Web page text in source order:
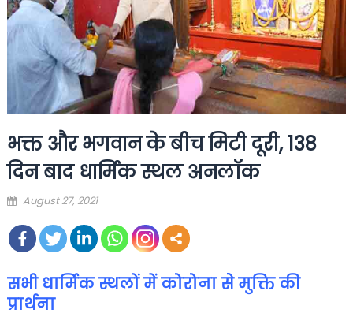
भक्त और भगवान के बीच मिटी दूरी, 138
दिन बाद धार्मिक स्थल अनलॉक
Posted
August 27, 2021
सभी धार्मिक स्थलों मेंकोरोना से मुक्ति की
प्रार्थना